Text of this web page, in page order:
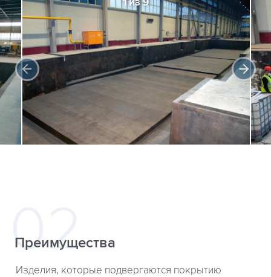
Преимущества
Изделия, которые подвергаются покрытию